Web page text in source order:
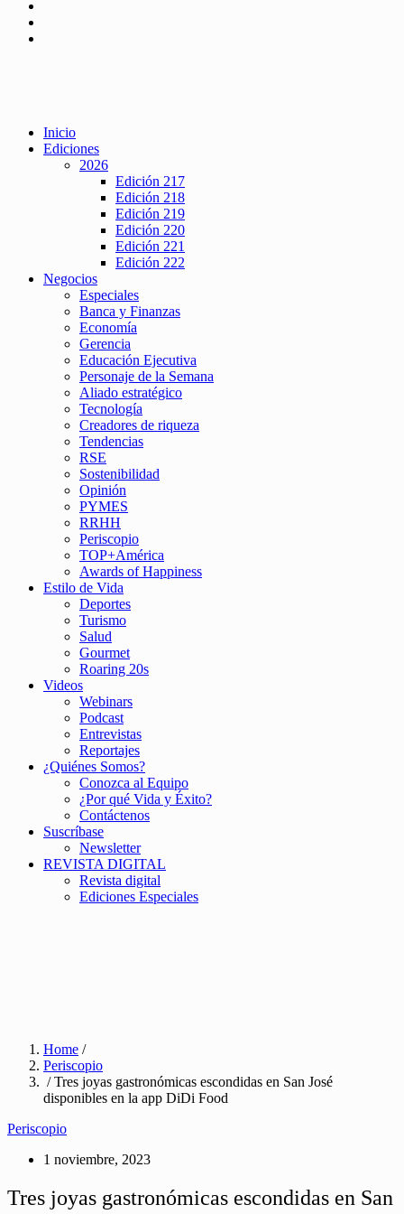
Inicio
Ediciones
2026
Edición 217
Edición 218
Edición 219
Edición 220
Edición 221
Edición 222
Negocios
Especiales
Banca y Finanzas
Economía
Gerencia
Educación Ejecutiva
Personaje de la Semana
Aliado estratégico
Tecnología
Creadores de riqueza
Tendencias
RSE
Sostenibilidad
Opinión
PYMES
RRHH
Periscopio
TOP+América
Awards of Happiness
Estilo de Vida
Deportes
Turismo
Salud
Gourmet
Roaring 20s
Videos
Webinars
Podcast
Entrevistas
Reportajes
¿Quiénes Somos?
Conozca al Equipo
¿Por qué Vida y Éxito?
Contáctenos
Suscríbase
Newsletter
REVISTA DIGITAL
Revista digital
Ediciones Especiales
Home /
Periscopio
/ Tres joyas gastronómicas escondidas en San José
disponibles en la app DiDi Food
Periscopio
1 noviembre, 2023
Tres joyas gastronómicas escondidas en San